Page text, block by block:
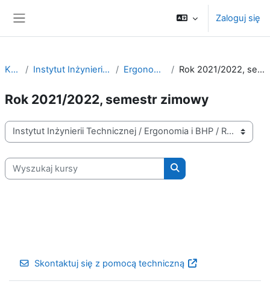
Zaloguj się
Kursy Instytut Inżynierii Technicznej Ergonomia i BHP Rok 2021/2022, semestr zimowy
Rok 2021/2022, semestr zimowy
Kategorie kursów
Wyszukaj kursy
Wyszukaj kursy
Skontaktuj się z pomocą techniczną